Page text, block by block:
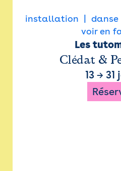
installation danse
voir en
Les
Clédat &
13→ 31